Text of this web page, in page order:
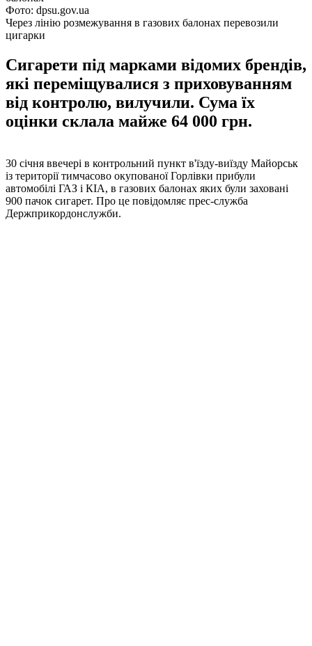
Фото: dpsu.gov.ua
Через лінію розмежування в газових балонах перевозили
цигарки
Сигарети під марками відомих брендів,
які переміщувалися з приховуванням
від контролю, вилучили. Сума їх
оцінки склала майже 64 000 грн.
30 січня ввечері в контрольний пункт в'їзду-виїзду Майорськ
із території тимчасово окупованої Горлівки прибули
автомобілі ГАЗ і КІА, в газових балонах яких були заховані
900 пачок сигарет. Про це повідомляє прес-служба
Держприкордонслужби.